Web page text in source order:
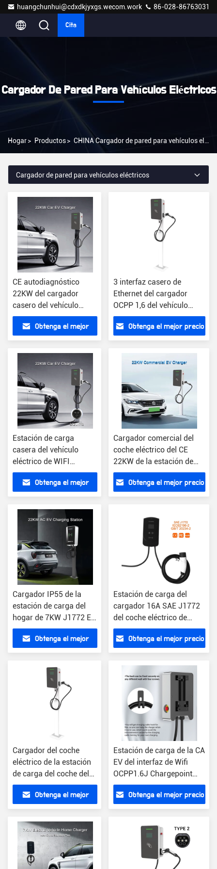
huangchunhui@cdxdkjyxgs.wecom.work 86-028-86763031
Cita
Cargador De Pared Para Vehículos Eléctricos
Hogar> Productos> CHINA Cargador de pared para vehículos eléctricos
Cargador de pared para vehículos eléctricos
CE autodiagnóstico
22KW del cargador
casero del vehículo
eléctrico 380vac
Obtenga el mejor
3 interfaz casero de
Ethernet del cargador
OCPP 1,6 del vehículo
eléctrico de la fase 32A
Obtenga el mejor precio
Estación de carga
casera del vehículo
eléctrico de WIFI
OCPP1.6 32A 3
cargador de la fase
22KW EV
Obtenga el mejor
Cargador comercial del
coche eléctrico del CE
22KW de la estación de
carga de IP55 EV
Obtenga el mejor precio
Cargador IP55 de la
estación de carga del
hogar de 7KW J1772 EV
en estacionamientos
residenciales
Obtenga el mejor
Estación de carga del
cargador 16A SAE J1772
del coche eléctrico de
GB/T 7KW
Obtenga el mejor precio
Cargador del coche
eléctrico de la estación
de carga del coche del
SAE J1772 Smart 7KW
16ampObtenga el mejor
Estación de carga de la CA
EV del interfaz de Wifi
OCPP1.6J Chargepoint
J1772
Obtenga el mejor precio